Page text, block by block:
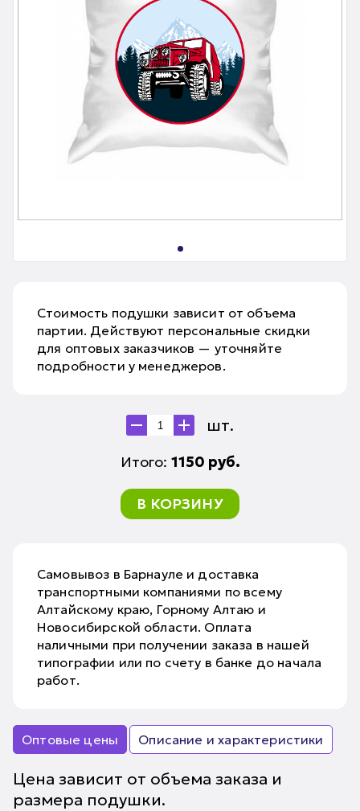
Стоимость подушки зависит от объема
партии. Действуют персональные скидки
для оптовых заказчиков — уточняйте
подробности у менеджеров.
шт.
Итого: 1150 руб.
В КОРЗИНУ
Самовывоз в Барнауле и доставка
транспортными компаниями по всему
Алтайскому краю, Горному Алтаю и
Новосибирской области. Оплата
наличными при получении заказа в нашей
типографии или по счету в банке до начала
работ.
Оптовые цены Описание и характеристики
Цена зависит от объема заказа и
размера подушки.